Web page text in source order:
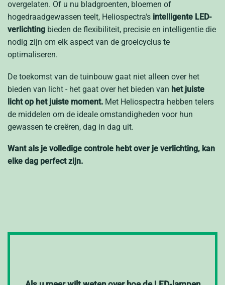
overgelaten. Of u nu bladgroenten, bloemen of
hogedraadgewassen teelt, Heliospectra's intelligente LED-
verlichting bieden de flexibiliteit, precisie en intelligentie die
nodig zijn om elk aspect van de groeicyclus te
optimaliseren.
De toekomst van de tuinbouw gaat niet alleen over het
bieden van licht - het gaat over het bieden van het juiste
licht op het juiste moment. Met Heliospectra hebben telers
de middelen om de ideale omstandigheden voor hun
gewassen te creëren, dag in dag uit.
Want als je volledige controle hebt over je verlichting, kan
elke dag perfect zijn.